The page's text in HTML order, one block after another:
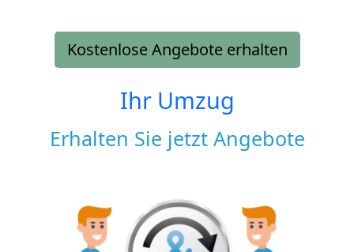
Kostenlose Angebote erhalten
Ihr Umzug
Erhalten Sie jetzt Angebote